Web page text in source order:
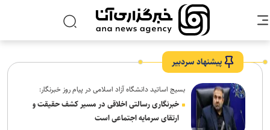
پیشنهاد سردبیر
بسیج اساتید دانشگاه آزاد اسلامی در پیام روز خبرنگار:
خبرنگاری رسالتی اخلاقی در مسیر کشف حقیقت و
ارتقای سرمایه اجتماعی است